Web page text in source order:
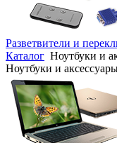
Разветвители и
Каталог Ноутбуки и
Ноутбуки и